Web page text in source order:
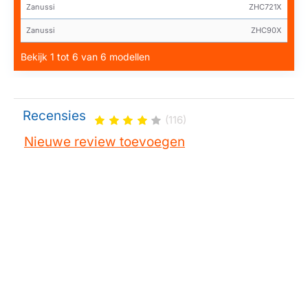
Zanussi ZHC721X
Zanussi ZHC90X
Bekijk 1 tot 6 van 6 modellen
Recensies (116)
Nieuwe review toevoegen